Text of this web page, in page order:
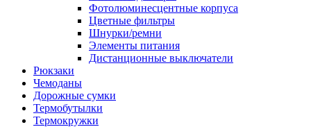
Фотолюминесцентные корпуса
Цветные фильтры
Шнурки/ремни
Элементы питания
Дистанционные выключатели
Рюкзаки
Чемоданы
Дорожные сумки
Термобутылки
Термокружки